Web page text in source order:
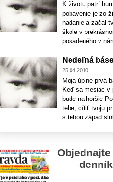
K životu patrí
pobavenie je zo
nadanie a začal
škole v
posadeného v
Nedeľná
25.04.2010
Moja úplne prvá
Keď sa mesiac v
bude najhoršie
tebe, cítiť tvoju
s tebou západ